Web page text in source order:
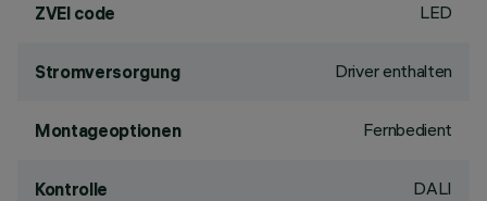
ZVEI code LED
Stromversorgung Driver enthalten
Montageoptionen Fernbedient
Kontrolle DALI